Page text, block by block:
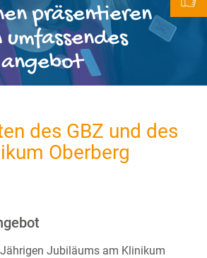
präsentieren
umfassendes
des GBZ und des
Oberberg
Jubiläums am Klinikum